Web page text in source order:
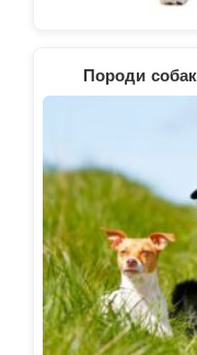
Породи